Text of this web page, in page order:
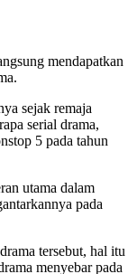
mendapatkan
sejak remaja
serial drama,
5 pada tahun
utama dalam
pada
tersebut, hal itu
menyebar pada